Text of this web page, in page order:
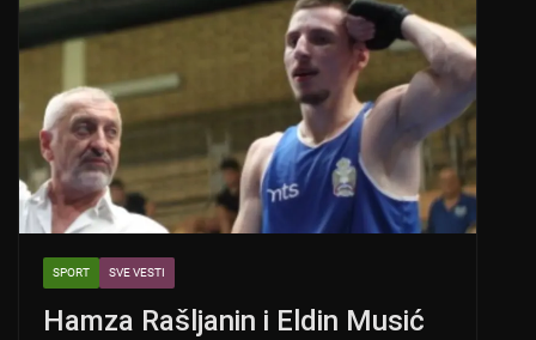
SPORT SVE VESTI
Hamza Rašljanin i Eldin Musić